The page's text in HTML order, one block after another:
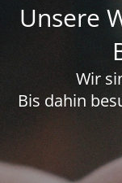
Unsere
Wir
Bis dahin